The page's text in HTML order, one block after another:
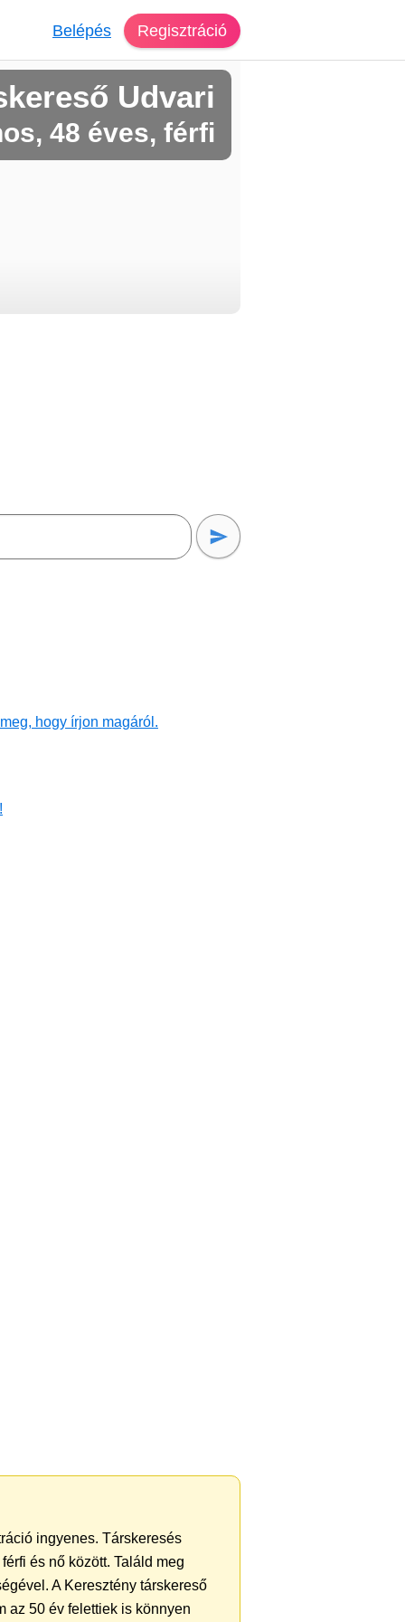
Belépés Regisztráció
Udvari
48 éves, férfi
hogy írjon magáról.
ingyenes. Társkeresés
és nő között. Találd meg
A Keresztény társkereső
az 50 év felettiek is könnyen